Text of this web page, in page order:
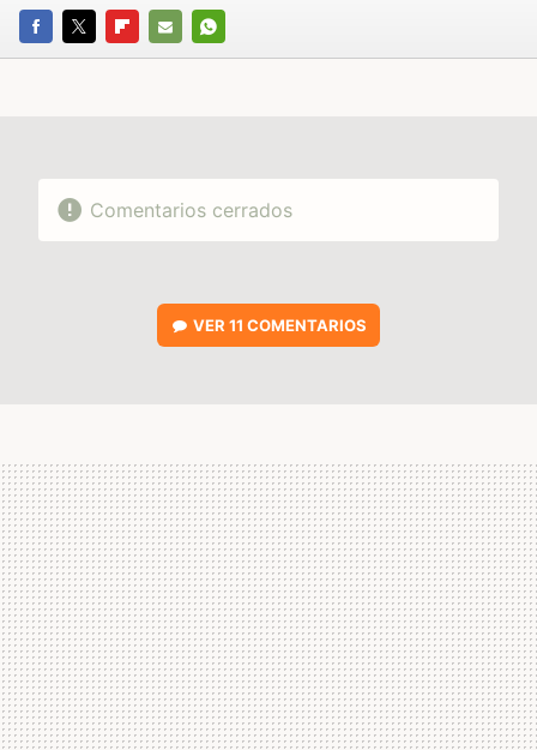
FACEBOOK
TWITTERFLIPBOARD
E-
WHATSAPP
Comentarios cerrados
VER11 COMENTARIOS